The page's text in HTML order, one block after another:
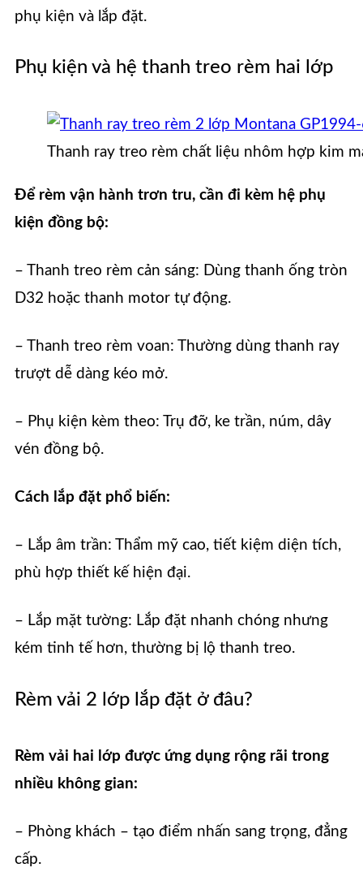
phụ kiện và lắp đặt.
Phụ kiện và hệ thanh treo rèm hai lớp
Thanh ray treo rèm chất liệu nhôm hợp kim
Để rèm vận hành trơn tru, cần đi kèm hệ phụ
kiện đồng bộ:
– Thanh treo rèm cản sáng: Dùng thanh ống tròn
D32 hoặc thanh motor tự động.
– Thanh treo rèm voan: Thường dùng thanh ray
trượt dễ dàng kéo mở.
– Phụ kiện kèm theo: Trụ đỡ, ke trần, núm, dây
vén đồng bộ.
Cách lắp đặt phổ biến:
– Lắp âm trần: Thẩm mỹ cao, tiết kiệm diện tích,
phù hợp thiết kế hiện đại.
– Lắp mặt tường: Lắp đặt nhanh chóng nhưng
kém tinh tế hơn, thường bị lộ thanh treo.
Rèm vải 2 lớp lắp đặt ở đâu?
Rèm vải hai lớp được ứng dụng rộng rãi trong
nhiều không gian:
– Phòng khách – tạo điểm nhấn sang trọng, đẳng
cấp.